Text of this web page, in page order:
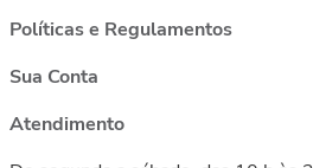
Políticas e Regulamentos
Sua Conta
Atendimento